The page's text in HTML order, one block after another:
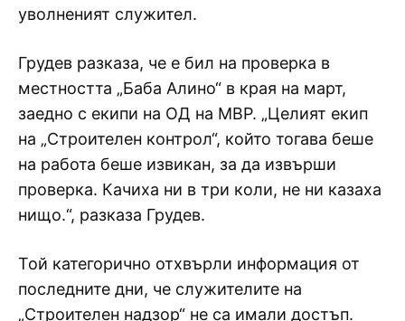
уволненият служител.
Грудев разказа, че е бил на проверка в
местността „Баба Алино“ в края на март,
заедно с екипи на ОД на МВР. „Целият екип
на „Строителен контрол“, който тогава беше
на работа беше извикан, за да извърши
проверка. Качиха ни в три коли, не ни казаха
нищо.“, разказа Грудев.
Той категорично отхвърли информация от
последните дни, че служителите на
„Строителен надзор“ не са имали достъп.